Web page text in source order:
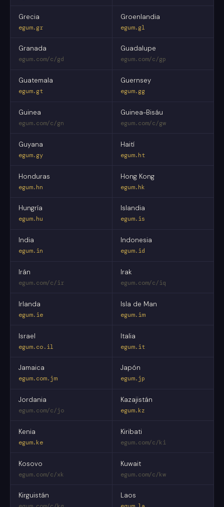
Grecia
egum.gr
Groenlandia
egum.gl
Granada
egum.com/c/gd
Guadalupe
egum.com/c/gp
Guatemala
egum.gt
Guernsey
egum.gg
Guinea
egum.com/c/gn
Guinea-Bisáu
egum.com/c/gw
Guyana
egum.gy
Haití
egum.ht
Honduras
egum.hn
Hong Kong
egum.hk
Hungría
egum.hu
Islandia
egum.is
India
egum.in
Indonesia
egum.id
Irán
egum.com/c/ir
Irak
egum.com/c/iq
Irlanda
egum.ie
Isla de Man
egum.im
Israel
egum.co.il
Italia
egum.it
Jamaica
egum.com.jm
Japón
egum.jp
Jordania
egum.com/c/jo
Kazajistán
egum.kz
Kenia
egum.ke
Kiribati
egum.com/c/ki
Kosovo
egum.com/c/xk
Kuwait
egum.com/c/kw
Kirguistán Laos